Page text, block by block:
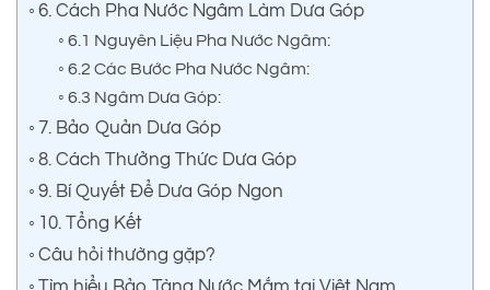
6. Cách Pha Nước Ngâm Làm Dưa Góp
6.1 Nguyên Liệu Pha Nước Ngâm:
6.2 Các Bước Pha Nước Ngâm:
6.3 Ngâm Dưa Góp:
7. Bảo Quản Dưa Góp
8. Cách Thưởng Thức Dưa Góp
9. Bí Quyết Để Dưa Góp Ngon
10. Tổng Kết
Câu hỏi thường gặp?